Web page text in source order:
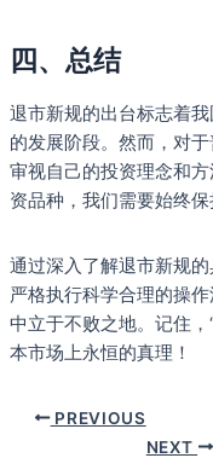
四、总结
退市新规的出台标志着
的发展阶段。然而，对
审视自己的投资理念和
资品种，我们需要始终保
通过深入了解退市新规
严格执行科学合理的操
中立于不败之地。记住
本市场上永恒的真理！
PREVIOUS
NEXT